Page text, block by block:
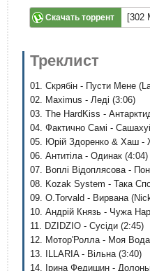
Скачать торрент [302
Треклист
01. Скрябін - Пусти Мене
02. Maximus - Леді (3:06)
03. The HardKiss -
04. Фактично Самi -
05. Юрій Здоренко & Хаш -
06. Антитіла - Одинак (4:04)
07. Воплі Відоплясова -
08. Kozak System - Така
09. O.Torvald - Вирвана
10. Андрій Князь - Чужа
11. DZIDZIO - Сусіди (2:45)
12. Мотор'Ролла - Моя
13. ILLARIA - Вільна (3:40)
14. Ірина Федишин -